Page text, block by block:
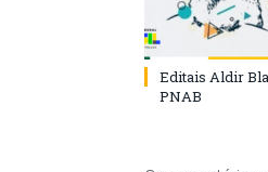
Editais Aldir
PNAB